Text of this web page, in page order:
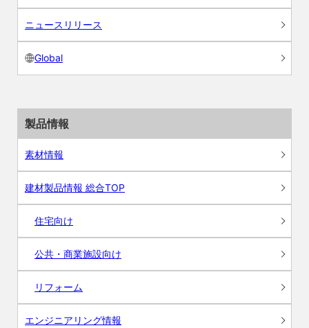
ニュースリリース
Global
製品情報
素材情報
建材製品情報 総合TOP
住宅向け
公共・商業施設向け
リフォーム
エンジニアリング情報